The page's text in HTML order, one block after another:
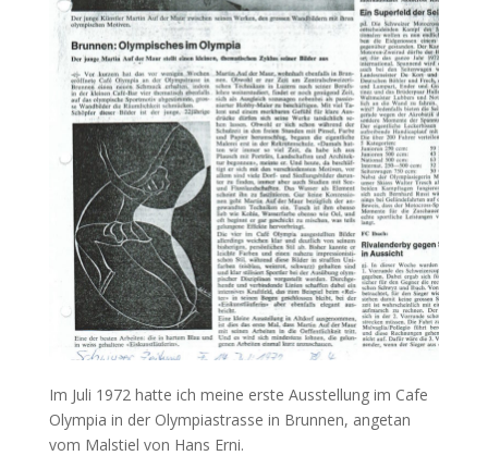
Im Juli 1972 hatte ich meine erste Ausstellung im Cafe
Olympia in der Olympiastrasse in Brunnen, angetan
vom Malstiel von Hans Erni.